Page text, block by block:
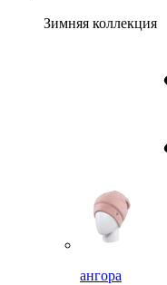
Зимняя коллекция
ангора